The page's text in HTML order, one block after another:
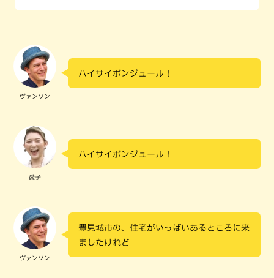
ヴァンソン
ハイサイボンジュール！
愛子
ハイサイボンジュール！
ヴァンソン
豊見城市の、住宅がいっぱいあるところに来
ましたけれど